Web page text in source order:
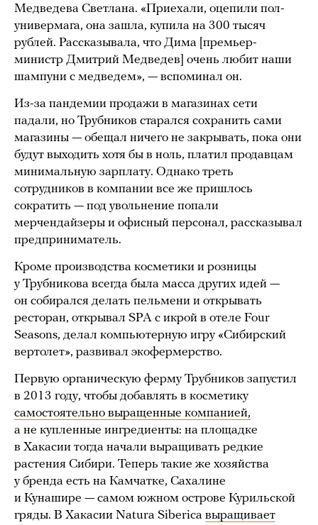
Медведева Светлана. «Приехали, оцепили пол-
универмага, она зашла, купила на 300 тысяч
рублей. Рассказывала, что Дима [премьер-
министр Дмитрий Медведев] очень любит наши
шампуни c медведем», — вспоминал он.
Из-за пандемии продажи в магазинах сети
падали, но Трубников старался сохранить сами
магазины — обещал ничего не закрывать, пока они
будут выходить хотя бы в ноль, платил продавцам
минимальную зарплату. Однако треть
сотрудников в компании все же пришлось
сократить — под увольнение попали
мерчендайзеры и офисный персонал, рассказывал
предприниматель.
Кроме производства косметики и розницы
у Трубникова всегда была масса других идей —
он собирался делать пельмени и открывать
ресторан, открывал SPA c икрой в отеле Four
Seasons, делал компьютерную игру «Сибирский
вертолет», развивал экофермерство.
Первую органическую ферму Трубников запустил
в 2013 году, чтобы добавлять в косметику
самостоятельно выращенные компанией,
а не купленные ингредиенты: на площадке
в Хакасии тогда начали выращивать редкие
растения Сибири. Теперь такие же хозяйства
у бренда есть на Камчатке, Сахалине
и Кунашире — самом южном острове Курильской
гряды. В Хакасии Natura Siberica выращивает